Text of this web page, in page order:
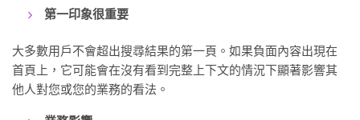
第一印象很重要
大多數用戶不會超出搜尋結果的第一頁。如果負面內容出現在
首頁上，它可能會在沒有看到完整上下文的情況下顯著影響其
他人對您或您的業務的看法。